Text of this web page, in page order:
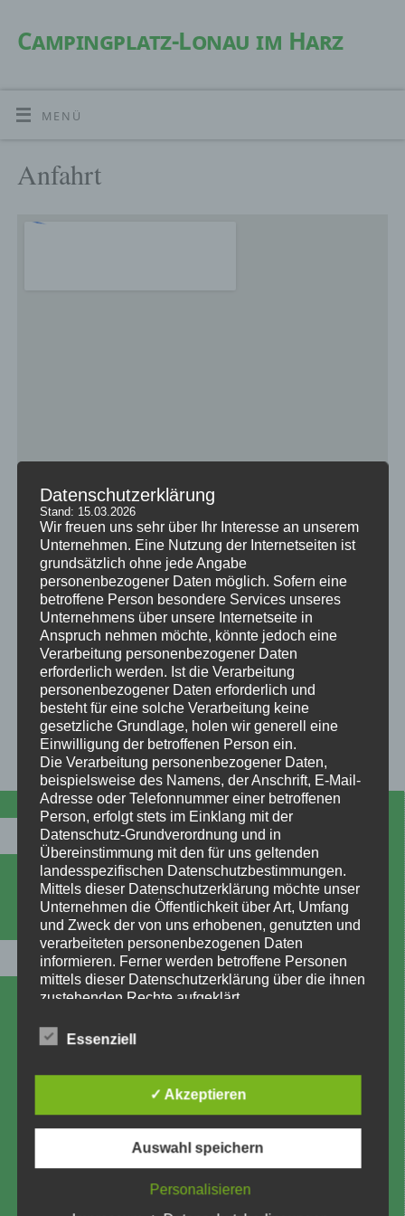
Campingplatz-Lonau im Harz
MENÜ
Anfahrt
Größere Kartenansicht
OK
Campingplatz
Camping und Spaß
Kinder
Haustiere
Preisliste Campingplatz
Datenschutzerklärung
Stand: 15.03.2026
Wir freuen uns sehr über Ihr Interesse an unserem
Unternehmen. Eine Nutzung der Internetseiten ist
grundsätzlich ohne jede Angabe
personenbezogener Daten möglich. Sofern eine
betroffene Person besondere Services unseres
Unternehmens über unsere Internetseite in
Anspruch nehmen möchte, könnte jedoch eine
Verarbeitung personenbezogener Daten
erforderlich werden. Ist die Verarbeitung
personenbezogener Daten erforderlich und
besteht für eine solche Verarbeitung keine
gesetzliche Grundlage, holen wir generell eine
Einwilligung der betroffenen Person ein.
Die Verarbeitung personenbezogener Daten,
beispielsweise des Namens, der Anschrift, E-Mail-
Adresse oder Telefonnummer einer betroffenen
Person, erfolgt stets im Einklang mit der
Datenschutz-Grundverordnung und in
Übereinstimmung mit den für uns geltenden
landesspezifischen Datenschutzbestimmungen.
Mittels dieser Datenschutzerklärung möchte unser
Unternehmen die Öffentlichkeit über Art, Umfang
und Zweck der von uns erhobenen, genutzten und
verarbeiteten personenbezogenen Daten
informieren. Ferner werden betroffene Personen
mittels dieser Datenschutzerklärung über die ihnen
zustehenden Rechte aufgeklärt.
zahlreiche technische und organisatorische
verarbeiteten personenbezogenen Daten
sicherzustellen. Dennoch können Internetbasierte
Sicherheitslücken aufweisen, sodass ein absoluter
Schutz nicht gewährleistet werden kann. Aus
frei, personenbezogene Daten auch auf
Essenziell
✓ Akzeptieren
Auswahl speichern
Personalisieren